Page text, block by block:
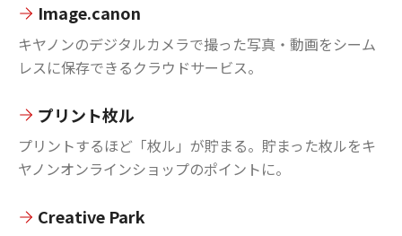
Image.canon
キヤノンのデジタルカメラで撮った写真・動画をシーム
レスに保存できるクラウドサービス。
プリント枚ル
プリントするほど「枚ル」が貯まる。貯まった枚ルをキ
ヤノンオンラインショップのポイントに。
Creative Park